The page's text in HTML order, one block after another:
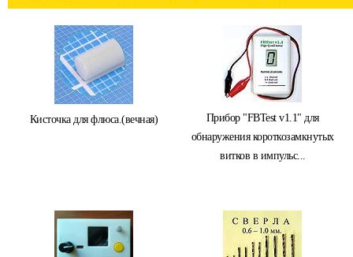
Кисточка для флюса.(вечная)
Прибор "FBTest v1.1" для
обнаружения короткозамкнутых
витков в импульс...